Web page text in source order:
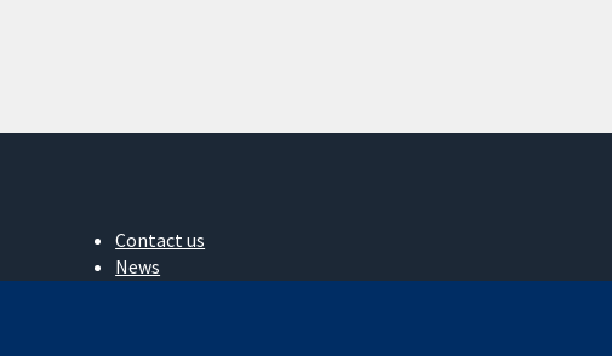
Contact us
News